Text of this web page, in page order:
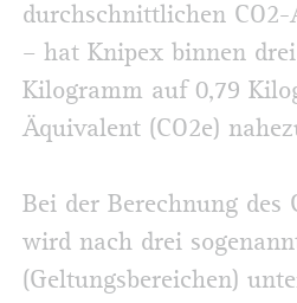
durchschnittlichen CO2-
– hat Knipex binnen
Kilogramm auf 0,79
Äquivalent (CO2e)
Bei der Berechnung des
wird nach drei
(Geltungsbereichen)